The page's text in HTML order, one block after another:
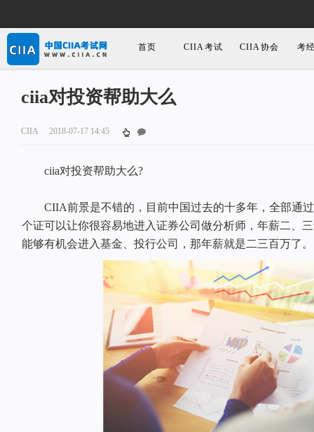
首页 CIIA考试 CIIA协会 考
ciia对投资帮助大么
CIIA 2018-07-17 14:45
ciia对投资帮助大么?
CIIA前景是不错的，目前中国过去的十多年，全部通
个证可以让你很容易地进入证券公司做分析师，年薪二、
能够有机会进入基金、投行公司，那年薪就是二三百万了。